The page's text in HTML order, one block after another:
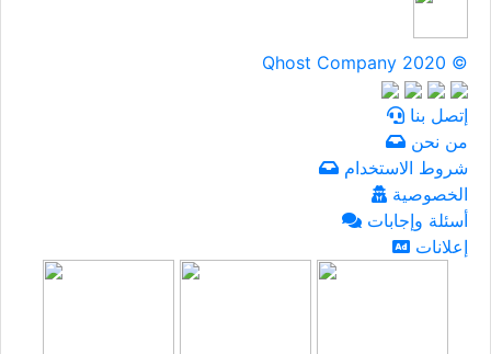
Qhost Company 2020 ©
إتصل بنا
من نحن
شروط الاستخدام
الخصوصية
أسئلة وإجابات
إعلانات